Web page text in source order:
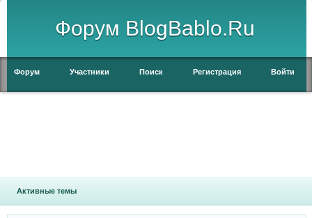
Форум BlogBablo.Ru
Форум Участники Поиск Регистрация Войти
Активные темы